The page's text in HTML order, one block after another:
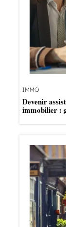
IMMO
Devenir
immobilier :